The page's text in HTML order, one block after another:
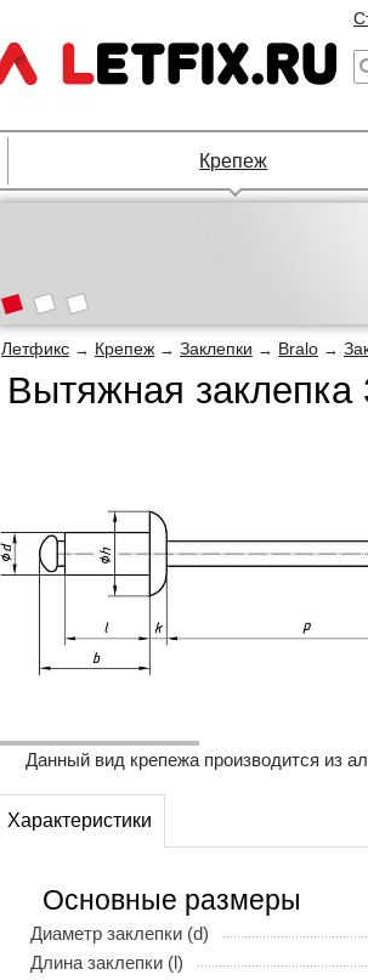
Крепеж
Летфикс → Крепеж → Заклепки → Bralo →
Вытяжная
Данный вид крепежа производится из
Характеристики
Основные размеры
Диаметр заклепки (d)
Длина заклепки (l)